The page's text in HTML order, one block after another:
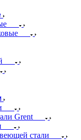
Grent
стали